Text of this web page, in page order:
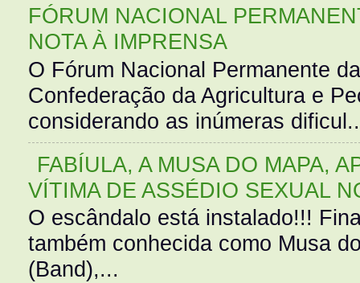
FÓRUM NACIONAL
NOTA À IMPRENSA
O Fórum Nacional Permanente
Confederação da Agricultura e
considerando as inúmeras
FABÍULA, A MUSA DO MAPA,
VÍTIMA DE ASSÉDIO SEXUAL
O escândalo está instalado!!!
também conhecida como Musa
(Band),...